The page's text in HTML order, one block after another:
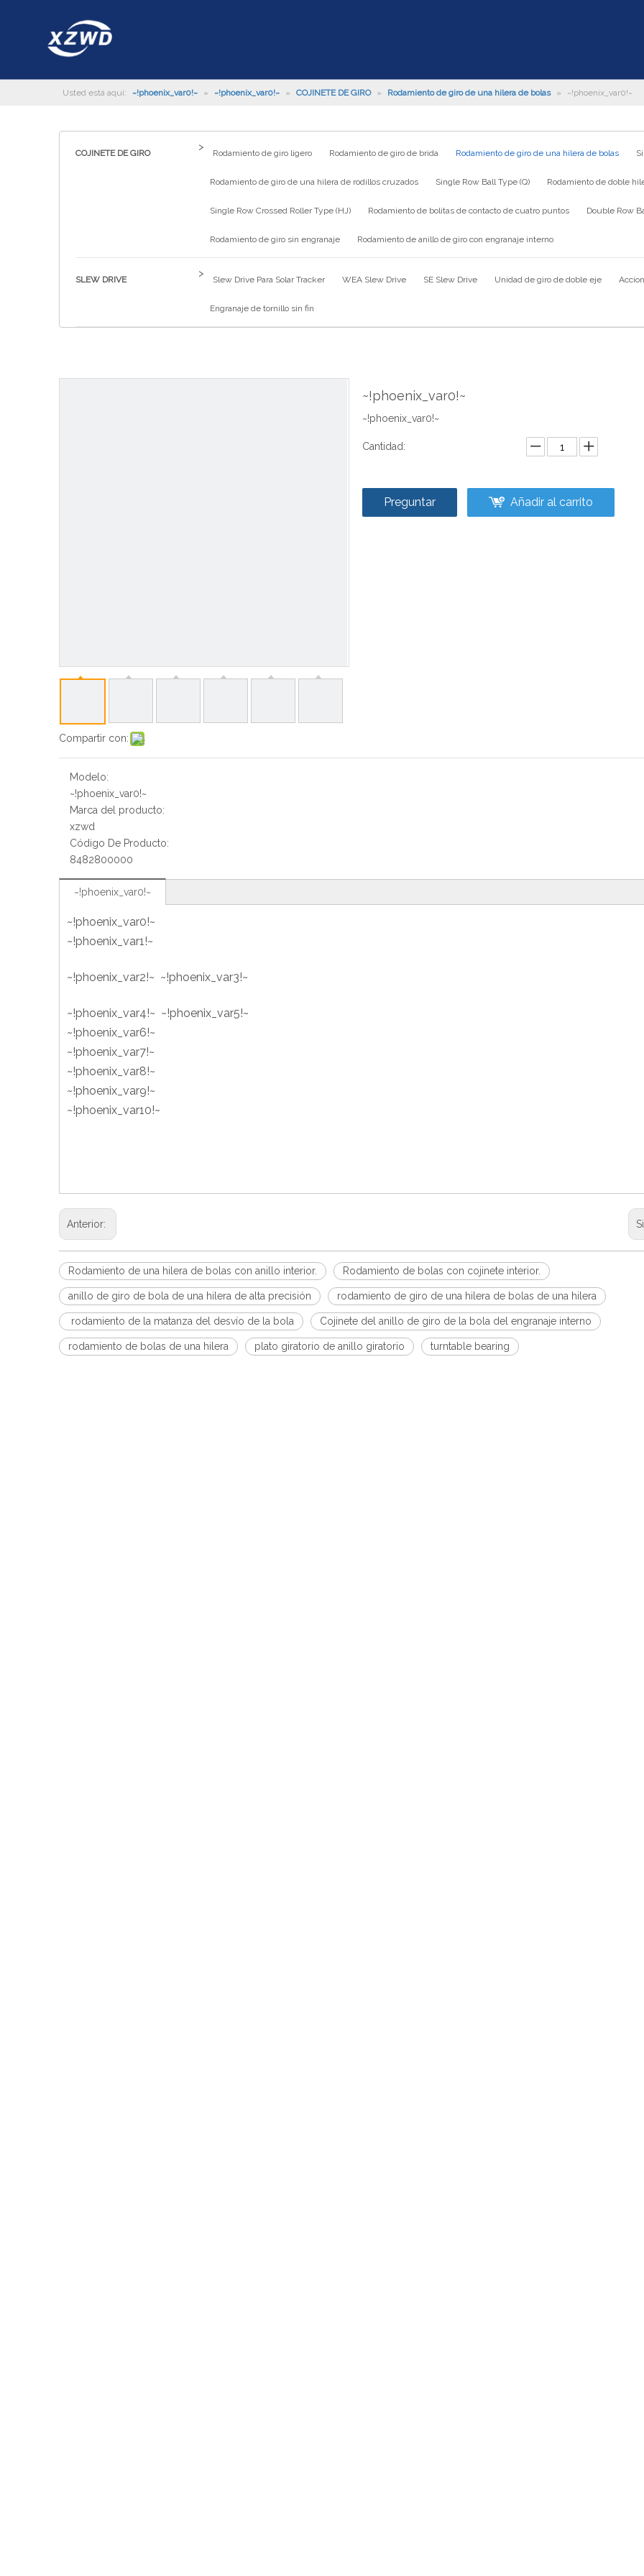
Usted está aquí: ~!phoenix_var0!~ » ~!phoenix_var0!~ » COJINETE DE GIRO » Rodamiento de giro de una hilera de bolas » ~!phoenix_var0!~
COJINETE DE GIRO
>
Rodamiento de giro ligero Rodamiento de giro de brida Rodamiento de giro de una hilera de bolas
Rodamiento de giro de una hilera de rodillos cruzados Single Row Ball Type (Q) Rodamiento de doble
Single Row Crossed Roller Type (HJ) Rodamiento de bolitas de contacto de cuatro puntos Double Row
Rodamiento de giro sin engranaje Rodamiento de anillo de giro con engranaje interno
SLEW DRIVE
>
Slew Drive Para Solar Tracker WEA Slew Drive SE Slew Drive Unidad de giro de doble eje
Engranaje de tornillo sin fin
Compartir con:
~!phoenix_var0!~
~!phoenix_var0!~
Cantidad:
Preguntar Añadir al carrito
Modelo:
~!phoenix_var0!~
Marca del producto:
xzwd
Código De Producto:
8482800000
~!phoenix_var0!~
~!phoenix_var0!~
~!phoenix_var1!~
~!phoenix_var2!~ ~!phoenix_var3!~
~!phoenix_var4!~ ~!phoenix_var5!~
~!phoenix_var6!~
~!phoenix_var7!~
~!phoenix_var8!~
~!phoenix_var9!~
~!phoenix_var10!~
Anterior:
Rodamiento de una hilera de bolas con anillo interior. Rodamiento de bolas con cojinete interior.
anillo de giro de bola de una hilera de alta precisión rodamiento de giro de una hilera de bolas de una hilera
rodamiento de la matanza del desvío de la bola Cojinete del anillo de giro de la bola del engranaje interno
rodamiento de bolas de una hilera plato giratorio de anillo giratorio turntable bearing